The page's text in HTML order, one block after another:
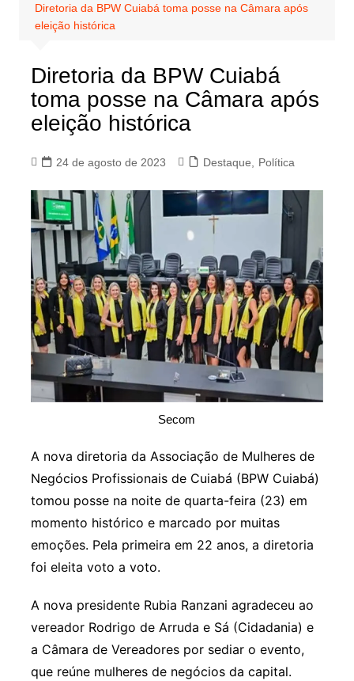
Diretoria da BPW Cuiabá toma posse na Câmara após
eleição histórica
Diretoria da BPW Cuiabá
toma posse na Câmara após
eleição histórica
24 de agosto de 2023 Destaque Política
Secom
A nova diretoria da Associação de Mulheres de
Negócios Profissionais de Cuiabá (BPW Cuiabá)
tomou posse na noite de quarta-feira (23) em
momento histórico e marcado por muitas
emoções. Pela primeira em 22 anos, a diretoria
foi eleita voto a voto.
A nova presidente Rubia Ranzani agradeceu ao
vereador Rodrigo de Arruda e Sá (Cidadania) e
a Câmara de Vereadores por sediar o evento,
que reúne mulheres de negócios da capital.